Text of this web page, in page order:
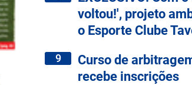
voltou!', projeto
o Esporte Clube
9
Curso de
recebe inscrições